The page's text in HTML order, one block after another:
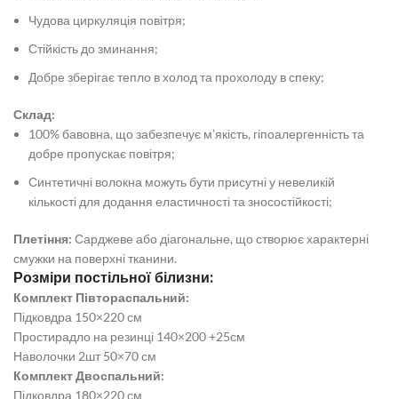
Чудова циркуляція повітря;
Стійкість до зминання;
Добре зберігає тепло в холод та прохолоду в спеку;
Склад:
100% бавовна, що забезпечує м’якість, гіпоалергенність та
добре пропускає повітря;
Синтетичні волокна можуть бути присутні у невеликій
кількості для додання еластичності та зносостійкості;
Плетіння: Сарджеве або діагональне, що створює характерні
смужки на поверхні тканини.
Розміри постільної білизни:
Комплект Півтораспальний:
Підковдра 150×220 см
Простирадло на резинці 140×200 +25см
Наволочки 2шт 50×70 см
Комплект Двоспальний:
Підковдра 180×220 см